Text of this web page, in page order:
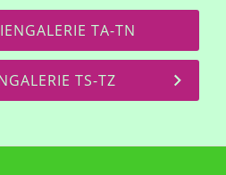
TA-TN
TS-TZ